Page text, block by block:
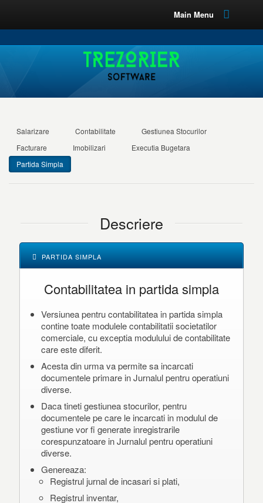
Main Menu
Salarizare Contabilitate
Gestiunea Stocurilor
Facturare
Imobilizari
Executia Bugetara
Partida Simpla
Descriere
PARTIDA SIMPLA
Contabilitatea in partida simpla
Versiunea pentru contabilitatea in partida simpla
contine toate modulele contabilitatii societatilor
comerciale, cu exceptia modulului de contabilitate
care este diferit.
Acesta din urma va permite sa incarcati
documentele primare in Jurnalul pentru operatiuni
diverse.
Daca tineti gestiunea stocurilor, pentru
documentele pe care le incarcati in modulul de
gestiune vor fi generate inregistrarile
corespunzatoare in Jurnalul pentru operatiuni
diverse.
Genereaza:
Registrul jurnal de incasari si plati,
Registrul inventar,